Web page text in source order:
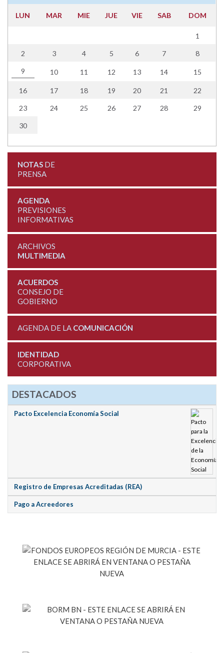
LUN MAR MIE JUE VIE SAB DOM
1
2 3 4 5 6 7 8
9 10 11 12 13 14 15
16 17 18 19 20 21 22
23 24 25 26 27 28 29
30
NOTASDE
PRENSA
AGENDA
PREVISIONES
INFORMATIVAS
ARCHIVOS
MULTIMEDIA
ACUERDOS
CONSEJO DE
GOBIERNO
AGENDA DE LA COMUNICACIÓN
IDENTIDAD
CORPORATIVA
DESTACADOS
Pacto Excelencia Economía Social
Registro de Empresas Acreditadas (REA)
Pago a Acreedores